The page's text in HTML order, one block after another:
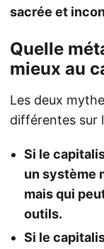
sacrée et
Quelle
mieux au
Les deux
différentes sur
Si le
un système
mais qui
outils.
Si le